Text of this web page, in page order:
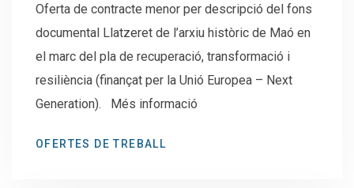
Oferta de contracte menor per descripció del fons
documental Llatzeret de l’arxiu històric de Maó en
el marc del pla de recuperació, transformació i
resiliència (finançat per la Unió Europea – Next
Generation). Més informació
OFERTES DE TREBALL